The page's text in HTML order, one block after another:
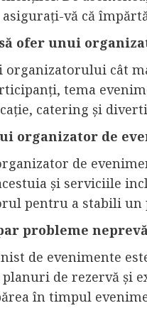
vă că
ofer unui
organizatorului cât
tema
catering și
organizator de
de
și serviciile
pentru a stabili un
probleme
de evenimente
de rezervă și
în timpul